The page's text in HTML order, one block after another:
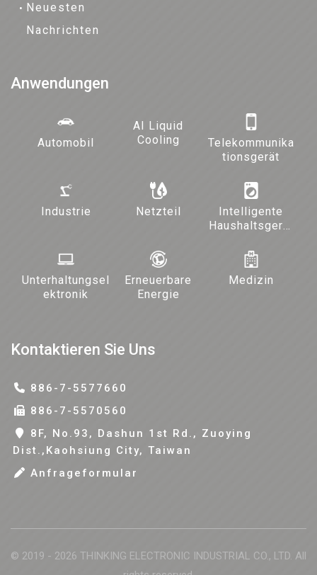
Neuesten
Nachrichten
Anwendungen
Automobil
AI Liquid
Cooling
Telekommunika
tionsgerät
Industrie Netzteil
Intelligente
Haushaltsgerät
Beleuchtung
Unterhaltungsel
ektronik
Erneuerbare
Energie
Medizin
Kontaktieren Sie Uns
886-7-5577660
886-7-5570560
8F, No.93, Dashun 1st Rd., Zuoying
Dist.,Kaohsiung City, Taiwan
Anfrageformular
© 2019 - 2026 THINKING ELECTRONIC INDUSTRIAL CO., LTD. All